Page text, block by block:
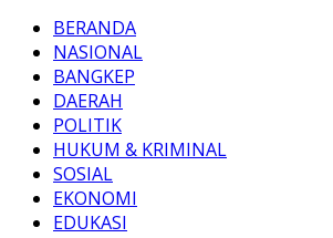
BERANDA
NASIONAL
BANGKEP
DAERAH
POLITIK
HUKUM & KRIMINAL
SOSIAL
EKONOMI
EDUKASI